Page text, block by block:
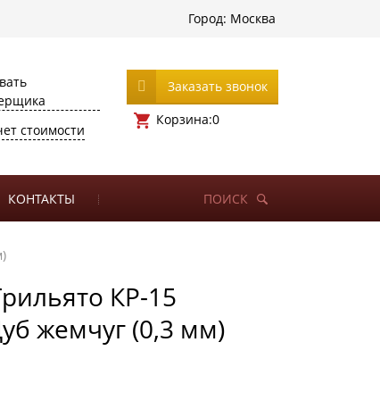
Город: Москва
стоимости
Заказать звонок
Корзина:0
КОНТАКТЫ ПОИСК
КР-15
жемчуг (0,3 мм)